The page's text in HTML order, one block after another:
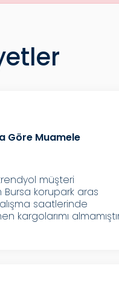
Göre Muamele
müşteri
Bursa korupark aras
saatlerinde
kargolarımı